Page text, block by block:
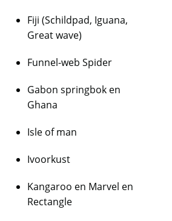
(maar 7.5% boven spot)
op voorraad
Fiji (Schildpad, Iguana,
Great wave)
Funnel-web Spider
Gabon springbok en
Ghana
Isle of man
Ivoorkust
Kangaroo en Marvel en
Rectangle